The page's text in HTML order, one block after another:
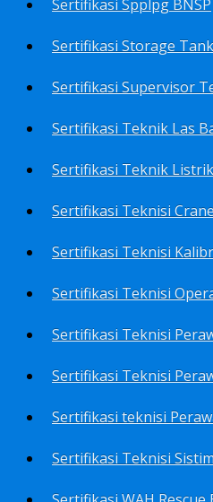
Sertifikasi Spplpg BNSP
Sertifikasi Storage
Sertifikasi Supervisor
Sertifikasi Teknik Las
Sertifikasi Teknik
Sertifikasi Teknisi
Sertifikasi Teknisi
Sertifikasi Teknisi